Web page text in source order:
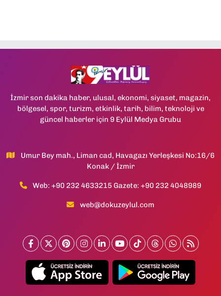
İzmir son dakika haber, ulusal, ekonomi, siyaset, magazin,
bölgesel, spor, turizm, etkinlik, tarih, bilim, teknoloji ve
güncel haberler için 9 Eylül Medya Grubu
Umur Bey mah., Liman cad, Havagazı Yerleşkesi No:16/6
Konak / İzmir
Web: +90 232 4633215 Gazete: +90 232 4048989
web@dokuzeylul.com